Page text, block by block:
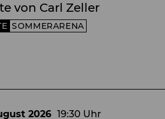
Verena Tranker ist eine
Kostümklamotte,
Optisch sehr gelungen sind
Sommerabend voller
von Carl Zeller
SOMMERARENA
2026 19:30 Uhr